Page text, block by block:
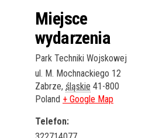
Miejsce
wydarzenia
Park Techniki Wojskowej
ul. M. Mochnackiego 12
Zabrze, śląskie 41-800
Poland + Google Map
Telefon: